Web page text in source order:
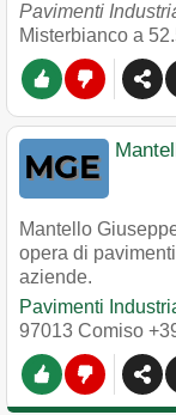
Pavimenti
Misterbianco a
Mantello
opera di
aziende.
Pavimenti
97013 Comiso